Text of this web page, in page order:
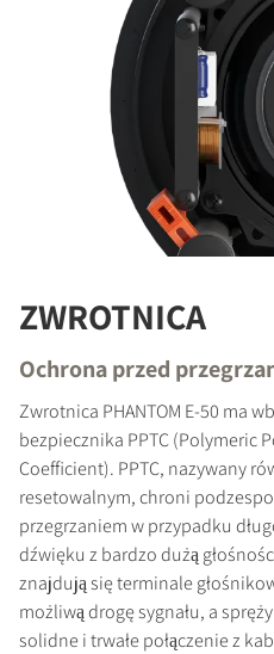
ZWROTNICA
Ochrona przed
Zwrotnica PHANTOM E-50 ma
bezpiecznika PPTC (Polymeric
Coefficient). PPTC, nazywany
resetowalnym, chroni
przegrzaniem w przypadku
dźwięku z bardzo dużą
znajdują się terminale
możliwą drogę sygnału, a
solidne i trwałe połączenie z